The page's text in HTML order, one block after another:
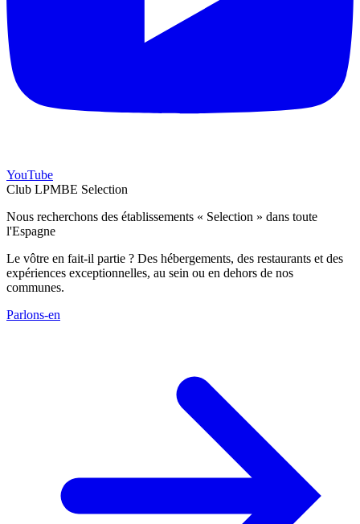
YouTube
Club LPMBE Selection
Nous recherchons des établissements « Selection » dans toute
l'Espagne
Le vôtre en fait-il partie ? Des hébergements, des restaurants et des
expériences exceptionnelles, au sein ou en dehors de nos
communes.
Parlons-en